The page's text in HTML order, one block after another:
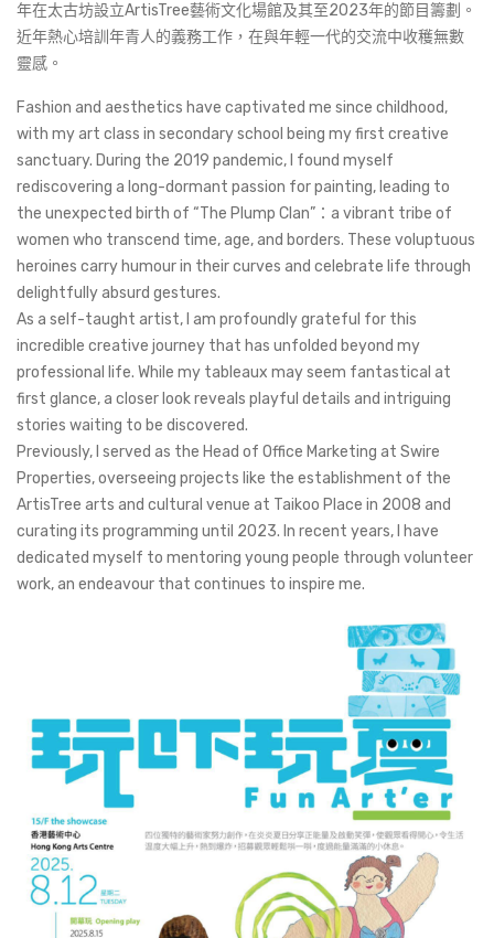
年在太古坊設立ArtisTree藝術文化場館及其至2023年的節目籌劃。
近年熱心培訓年青人的義務工作，在與年輕一代的交流中收穫無數
靈感。
Fashion and aesthetics have captivated me since childhood,
with my art class in secondary school being my first creative
sanctuary. During the 2019 pandemic, I found myself
rediscovering a long-dormant passion for painting, leading to
the unexpected birth of “The Plump Clan”：a vibrant tribe of
women who transcend time, age, and borders. These voluptuous
heroines carry humour in their curves and celebrate life through
delightfully absurd gestures.
As a self-taught artist, I am profoundly grateful for this
incredible creative journey that has unfolded beyond my
professional life. While my tableaux may seem fantastical at
first glance, a closer look reveals playful details and intriguing
stories waiting to be discovered.
Previously, I served as the Head of Office Marketing at Swire
Properties, overseeing projects like the establishment of the
ArtisTree arts and cultural venue at Taikoo Place in 2008 and
curating its programming until 2023. In recent years, I have
dedicated myself to mentoring young people through volunteer
work, an endeavour that continues to inspire me.